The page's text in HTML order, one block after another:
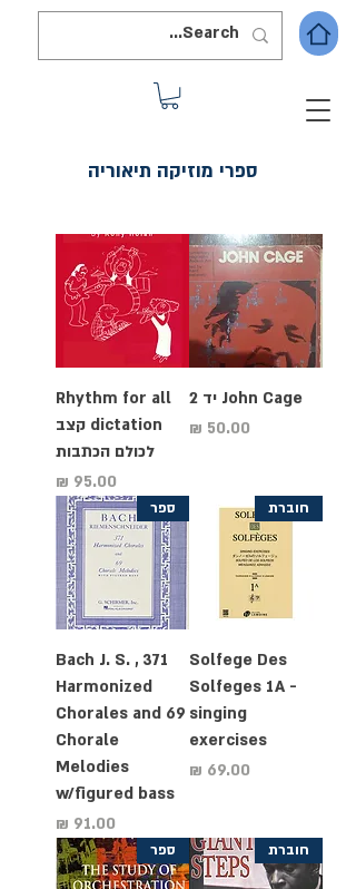
John Cage יד 2
מחיר
Rhythm for all
dictation קצב
לכולם הכתבות
מחיר
חוברת
Solfege Des
Solfeges 1A -
singing
exercises
מחיר
ספר
Bach J. S. , 371
Harmonized
Chorales and 69
Chorale
Melodies
w/figured bass
מחיר
חוברת ספר